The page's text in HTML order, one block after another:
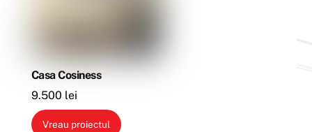
Casa Cosiness
9.500 lei
Vreau proiectul